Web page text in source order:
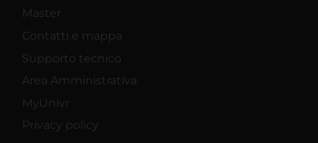
Master
Contatti e mappa
Supporto tecnico
Area Amministrativa
MyUnivr
Privacy policy